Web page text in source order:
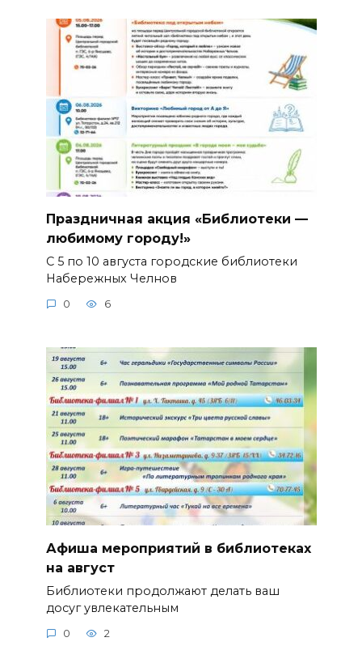
Праздничная акция «Библиотеки —
любимому городу!»
С 5 по 10 августа городские библиотеки
Набережных Челнов
0 6
Афиша мероприятий в библиотеках
на август
Библиотеки продолжают делать ваш
досуг увлекательным
0 2